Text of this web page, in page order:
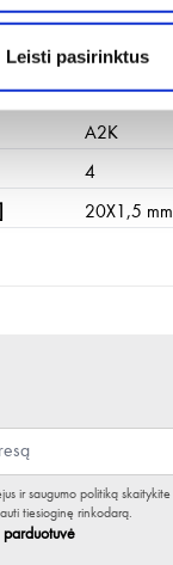
Leisti pasirinktus
M10
13 mm
Plienas
A2K
4
20X1,5 mm
parduotuvė
ir saugumo politiką skaitykite
tiesioginę rinkodarą.